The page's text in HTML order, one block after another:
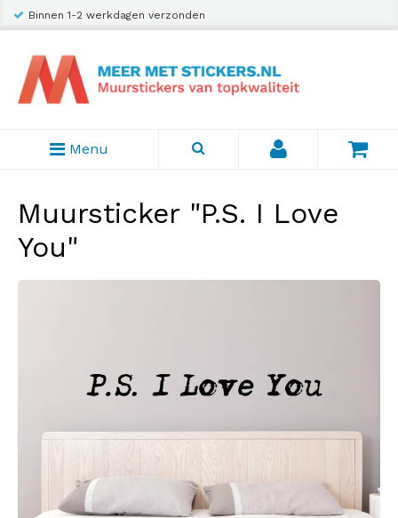
Binnen 1-2 werkdagen verzonden
Menu
Muursticker "P.S. I Love
You"